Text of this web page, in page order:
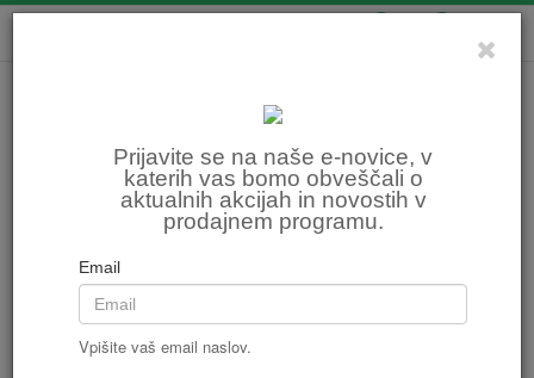
Prijavite se na naše e-novice, v
katerih vas bomo obveščali o
aktualnih akcijah in novostih v
prodajnem programu.
Email
Vpišite vaš email naslov.